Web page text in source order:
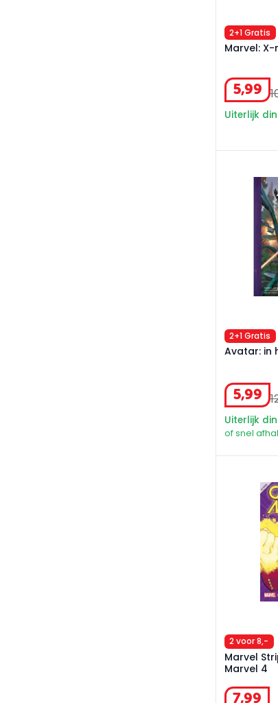
2+1 Gratis
Marvel: X-
5,99
Uiterlijk
2+1 Gratis
Avatar: in
5,99
Uiterlijk
of snel
2 voor 8,-
Marvel
Marvel 4
7,99